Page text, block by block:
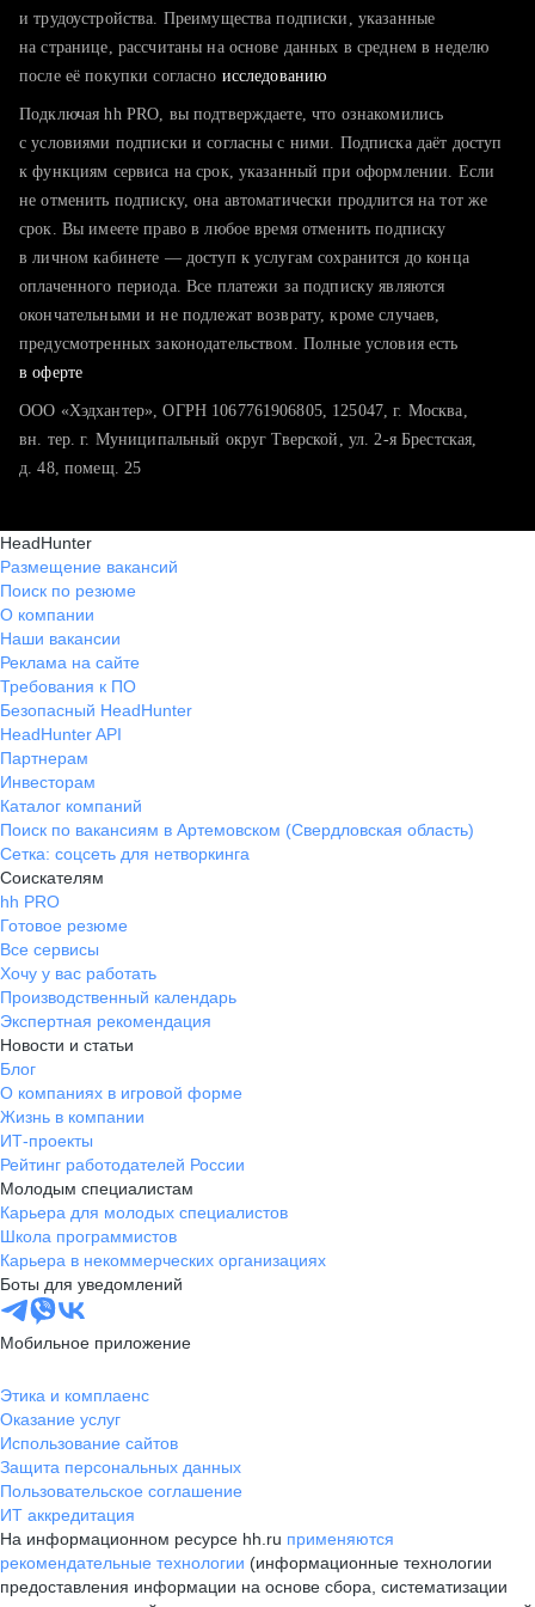
тратите много времени на поиск и вручную поднимаете
хотите сравнить себя с конкурентами и оценить шансы
и трудоустройства. Преимущества подписки, указанные
на странице, рассчитаны на основе данных в среднем в неделю
после её покупки согласно исследованию
Подключая hh PRO, вы подтверждаете, что ознакомились
с условиями подписки и согласны с ними. Подписка даёт доступ
к функциям сервиса на срок, указанный при оформлении. Если
не отменить подписку, она автоматически продлится на тот же
срок. Вы имеете право в любое время отменить подписку
в личном кабинете — доступ к услугам сохранится до конца
оплаченного периода. Все платежи за подписку являются
окончательными и не подлежат возврату, кроме случаев,
предусмотренных законодательством. Полные условия есть
в оферте
ООО «Хэдхантер», ОГРН 1067761906805, 125047, г. Москва,
вн. тер. г. Муниципальный округ Тверской, ул. 2-я Брестская,
д. 48, помещ. 25
HeadHunter
Размещение вакансий
Поиск по резюме
О компании
Наши вакансии
Реклама на сайте
Требования к ПО
Безопасный HeadHunter
HeadHunter API
Партнерам
Инвесторам
Каталог компаний
Поиск по вакансиям в Артемовском (Свердловская область)
Сетка: соцсеть для нетворкинга
Соискателям
hh PRO
Готовое резюме
Все сервисы
Хочу у вас работать
Производственный календарь
Экспертная рекомендация
Новости и статьи
Блог
О компаниях в игровой форме
Жизнь в компании
ИТ-проекты
Рейтинг работодателей России
Молодым специалистам
Карьера для молодых специалистов
Школа программистов
Карьера в некоммерческих организациях
Боты для уведомлений
Мобильное приложение
Этика и комплаенс
Оказание услуг
Использование сайтов
Защита персональных данных
Пользовательское соглашение
ИТ аккредитация
На информационном ресурсе hh.ru применяются
рекомендательные технологии (информационные технологии
предоставления информации на основе сбора, систематизации